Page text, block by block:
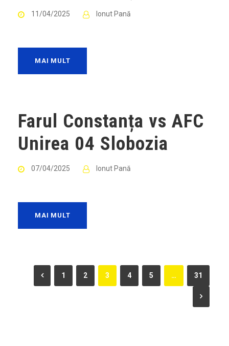
11/04/2025 Ionut Pană
MAI MULT
Farul Constanța vs AFC
Unirea 04 Slobozia
07/04/2025 Ionut Pană
MAI MULT
1 2 3 4 5 … 31